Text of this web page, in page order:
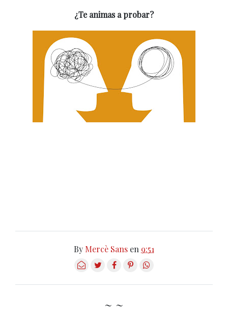
¿Te animas a probar?
By Mercè Sans en 9:51
~ ~